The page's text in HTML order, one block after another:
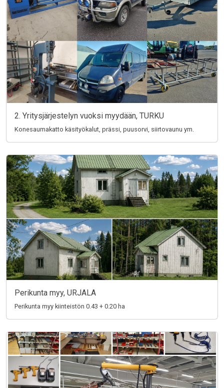
2. Yritysjärjestelyn vuoksi myydään, TURKU
Konesaumakatto käsityökalut, prässi, puusorvi, siirtovaunu ym.
Perikunta myy, URJALA
Perikunta myy kiinteistön 0.43 + 0.20 ha